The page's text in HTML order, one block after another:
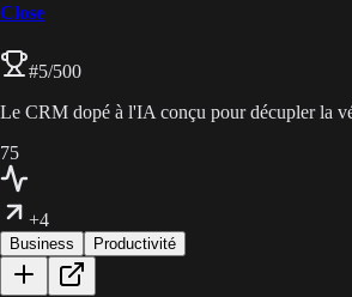
Close
#5/500
Le CRM dopé à l'IA conçu pour décupler la
75
+4
Business Productivité